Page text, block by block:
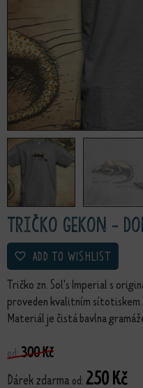
Tričko Gekon -
ADD TO WISHLIST
Tričko zn. Sol's Imperial s
proveden kvalitním sítotiskem.
Materiál je čistá bavlna
od:300Kč
Dárek zdarmaod:250Kč